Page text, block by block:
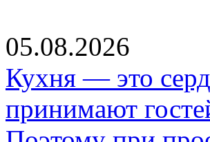
05.08.2026
Кухня — это
принимают